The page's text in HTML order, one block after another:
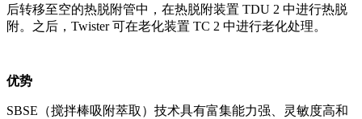
后转移至空的热脱附管中，在热脱附装置 TDU 2 中进行热脱
附。之后，Twister 可在老化装置 TC 2 中进行老化处理。
优势
SBSE（搅拌棒吸附萃取）技术具有富集能力强、灵敏度高和